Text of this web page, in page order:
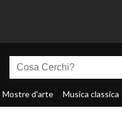
Mostre d'arte Musica classica